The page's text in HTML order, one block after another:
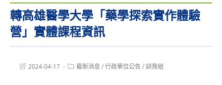
轉高雄醫學大學「藥學探索實作體驗
營」實體課程資訊
Post2024-04-17
Post最新消息 /行政單位公告/訓育組